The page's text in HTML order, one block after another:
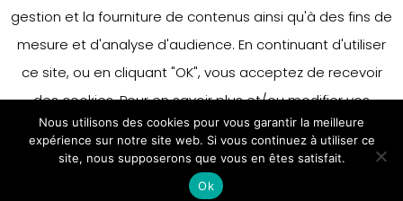
gestion et la fourniture de contenus ainsi qu'à des fins de
mesure et d'analyse d'audience. En continuant d'utiliser
ce site, ou en cliquant "OK", vous acceptez de recevoir
des cookies. Pour en savoir plus et/ou modifier vos
préférences en matière de cookies, merci de vous référer
à notre politique sur les cookies.
Accepter
En savoir plus
Nous utilisons des cookies pour vous garantir la meilleure
expérience sur notre site web. Si vous continuez à utiliser ce
site, nous supposerons que vous en êtes satisfait.
Ok